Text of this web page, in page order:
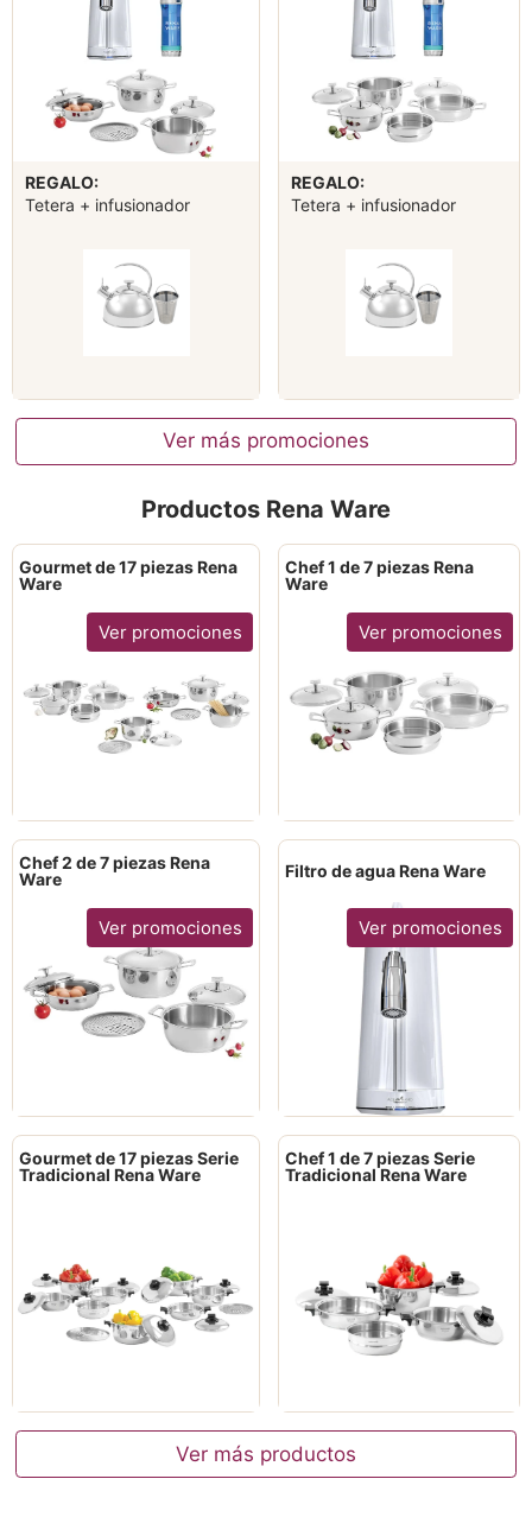
REGALO:
Tetera + infusionador
REGALO:
Tetera + infusionador
Ver más promociones
Productos Rena Ware
Gourmet de 17 piezas Rena
Ware
Ver promociones
Chef 1 de 7 piezas Rena
Ware
Ver promociones
Chef 2 de 7 piezas Rena
Ware
Ver promociones
Filtro de agua Rena Ware
Ver promociones
Gourmet de 17 piezas Serie
Tradicional Rena Ware
Chef 1 de 7 piezas Serie
Tradicional Rena Ware
Ver más productos